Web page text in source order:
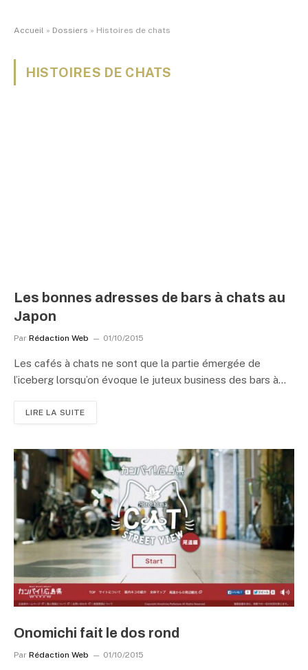
Accueil » Dossiers » Histoires de chats
HISTOIRES DE CHATS
Les bonnes adresses de bars à chats au
Japon
Par Rédaction Web 01/10/2015
Les cafés à chats ne sont que la partie émergée de
l’iceberg lorsqu’on évoque le juteux business des bars à…
LIRE LA SUITE
Onomichi fait le dos rond
Par Rédaction Web 01/10/2015